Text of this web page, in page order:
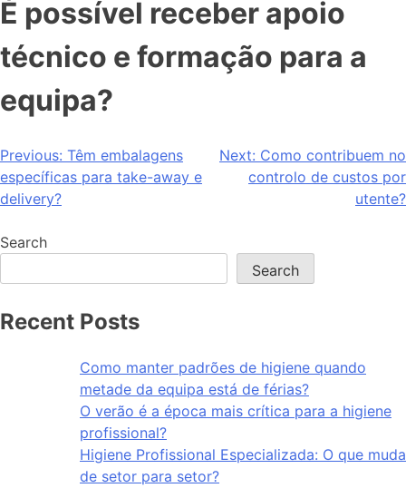
É possível receber apoio
técnico e formação para a
equipa?
Previous: Têm embalagens
específicas para take-away e
delivery?
Next: Como contribuem no
controlo de custos por
utente?
Search
Search
Recent Posts
Como manter padrões de higiene quando
metade da equipa está de férias?
O verão é a época mais crítica para a higiene
profissional?
Higiene Profissional Especializada: O que muda
de setor para setor?